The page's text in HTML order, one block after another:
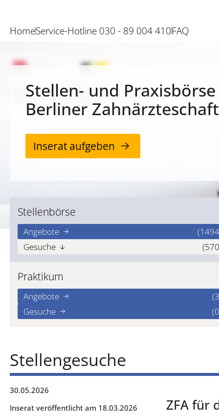
HomeService-Hotline 030 - 89 004 410FAQ
Stellen- und
Berliner Zahnärzteschaft
Inserat aufgeben
Stellenbörse
Angebote
Gesuche
Praktikum
Angebote
Gesuche
Stellengesuche
30.05.2026
Inserat veröffentlicht am 18.03.2026
ZFA für